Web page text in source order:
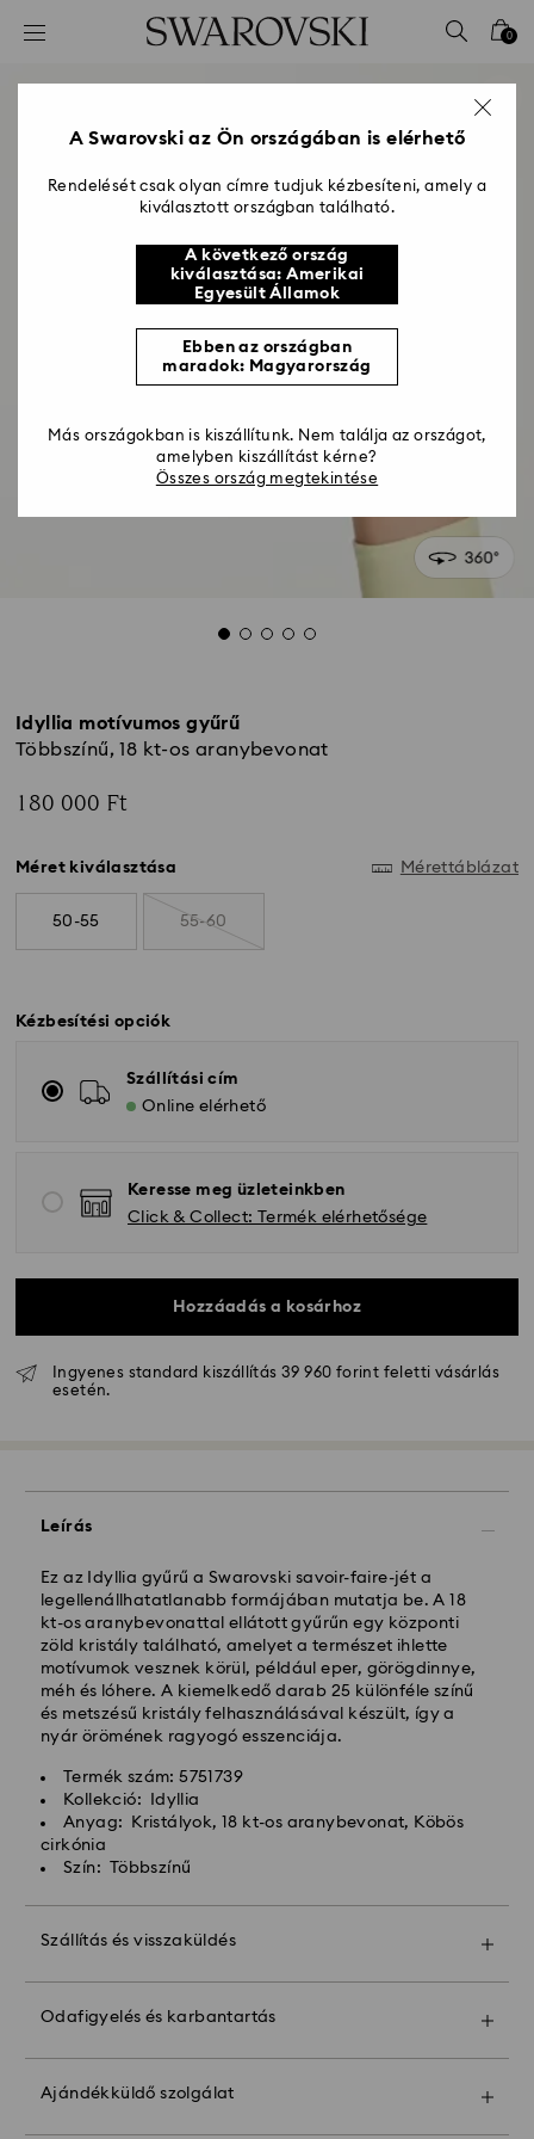
Hozzáférési-kulcs lista
2 - Lábléc
0
Idyllia motívumos gyűrű
Többszínű, 18 kt-os aranybevonat
180 000 Ft
Méret kiválasztása Mérettáblázat
50-55 55-60
Kézbesítési opciók
Szállítási cím
Online elérhető
Keresse meg üzleteinkben
Click & Collect: Termék elérhetősége
Hozzáadás a kosárhoz
Ingyenes standard kiszállítás 39 960 forint feletti vásárlás
esetén.
Leírás
Ez az Idyllia gyűrű a Swarovski savoir-faire-jét a
legellenállhatatlanabb formájában mutatja be. A 18
kt-os aranybevonattal ellátott gyűrűn egy központi
zöld kristály található, amelyet a természet ihlette
motívumok vesznek körül, például eper, görögdinnye,
méh és lóhere. A kiemelkedő darab 25 különféle színű
és metszésű kristály felhasználásával készült, így a
nyár örömének ragyogó esszenciája.
Termék szám: 5751739
Kollekció: Idyllia
Anyag: Kristályok, 18 kt-os aranybevonat, Köbös
cirkónia
Szín: Többszínű
Szállítás és visszaküldés
Hagyományos szállítás - GLS
és a szállítás után
Ingyenes kiszállítás a rendelések felett: HUF 39 960
Expressz kiszállítási -FedEx
A hétfőtől péntekig, CET 14:30 óráig leadott
megrendeléseket még aznap feldolgozzuk és
kiszállítjuk.
Expressz szállítási idő: 1 munkanap a feldolgozás és a
szállítás után
Expressz szállítási költség: HUF 7'200
A Swarovski nem szállít postafiókokba vagy APO-
A Crystal Myriad, Licensed-in és Creators Lab
termékek, kérjük, vegye figyelembe, hogy a csomag
mailben értesítjük Önt.
Odafigyelés és karbantartás
Ajándékküldő szolgálat
Még egy személyes üzenetet is hozzáadhat.
Az ajándéklehetőség kiválasztásával az összes
személyes üzenetet szeretne hozzáadni,
A Swarovski az Ön országában is elérhető
Rendelését csak olyan címre tudjuk kézbesíteni, amely a
kiválasztott országban található.
A következő ország
kiválasztása: Amerikai
Egyesült Államok
Ebben az országban
maradok: Magyarország
Más országokban is kiszállítunk. Nem találja az országot,
amelyben kiszállítást kérne?
Összes ország megtekintése